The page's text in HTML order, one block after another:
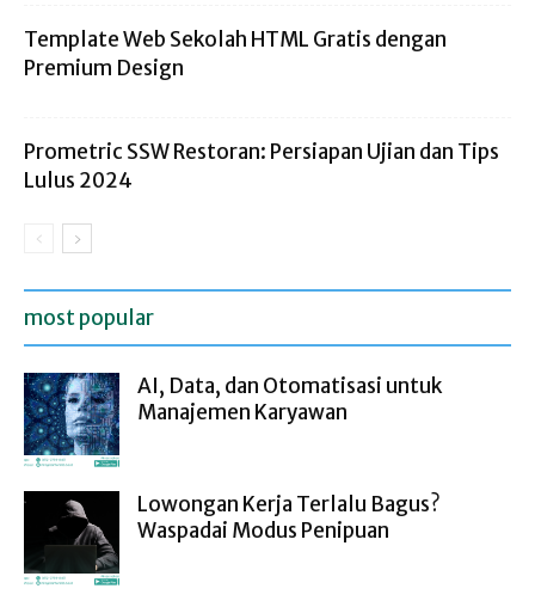
Template Web Sekolah HTML Gratis dengan
Premium Design
Prometric SSW Restoran: Persiapan Ujian dan Tips
Lulus 2024
most popular
AI, Data, dan Otomatisasi untuk
Manajemen Karyawan
Lowongan Kerja Terlalu Bagus?
Waspadai Modus Penipuan